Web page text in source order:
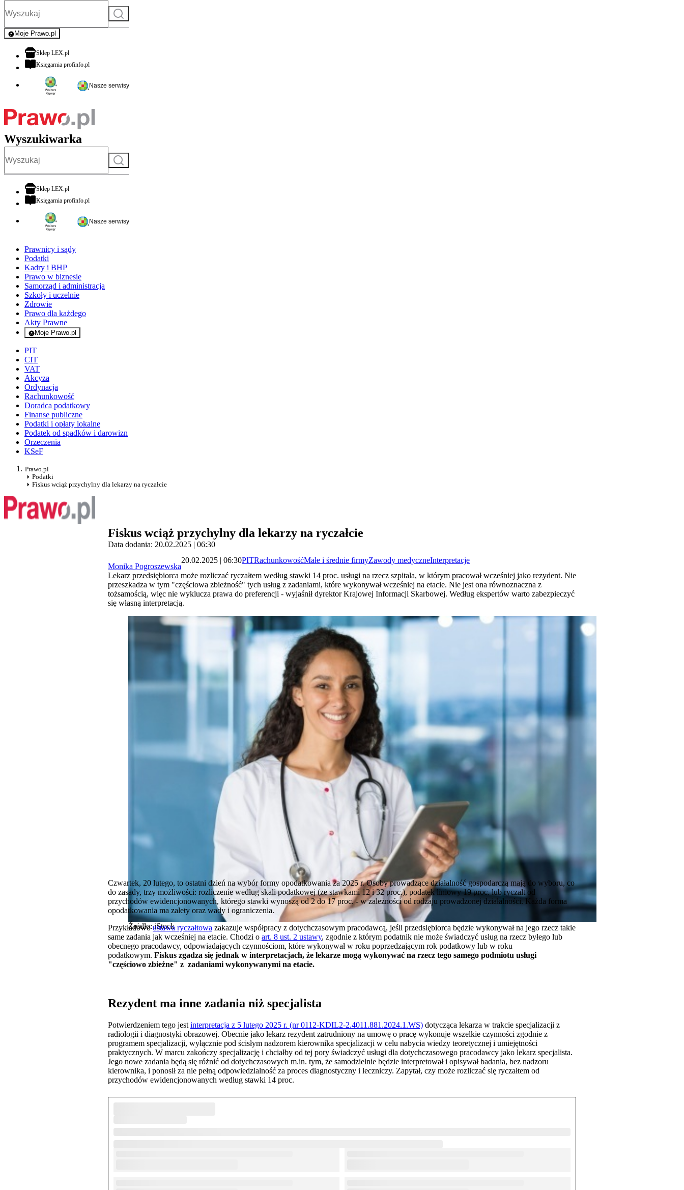
Szukaj
Moje Prawo.pl
- rejestracja i logowanie do serwisu
Sklep LEX.plotwiera się w nowej karcie
Księgarnia profinfo.plotwiera się w nowej karcie
Nasze serwisy
Wyszukiwarka
Szukaj
Sklep LEX.plotwiera się w nowej karcie
Księgarnia profinfo.plotwiera się w nowej karcie
Nasze serwisy
Prawnicy i sądy
Podatki
Kadry i BHP
Prawo w biznesie
Samorząd i administracja
Szkoły i uczelnie
Zdrowie
Prawo dla każdego
Akty Prawne
Moje Prawo.pl
- rejestracja i logowanie do serwisu
PIT
CIT
VAT
Akcyza
Ordynacja
Rachunkowość
Doradca podatkowy
Finanse publiczne
Podatki i opłaty lokalne
Podatek od spadków i darowizn
Orzeczenia
KSeF
Prawo.pl
Podatki
Fiskus wciąż przychylny dla lekarzy na ryczałcie
Fiskus wciąż przychylny dla lekarzy na ryczałcie
Data dodania: 20.02.2025 | 06:30
Monika Pogroszewska
20.02.2025 | 06:30PITRachunkowośćMałe i średnie firmyZawody medyczneInterpretacje
Lekarz przedsiębiorca może rozliczać ryczałtem według stawki 14 proc. usługi na rzecz szpitala, w którym pracował wcześniej jako rezydent. Nie
przeszkadza w tym "częściowa zbieżność" tych usług z zadaniami, które wykonywał wcześniej na etacie. Nie jest ona równoznaczna z
tożsamością, więc nie wyklucza prawa do preferencji - wyjaśnił dyrektor Krajowej Informacji Skarbowej. Według ekspertów warto zabezpieczyć
się własną interpretacją.
Źródło: iStock
Czwartek, 20 lutego, to ostatni dzień na wybór formy opodatkowania za 2025 r. Osoby prowadzące działalność gospodarczą mają do wyboru, co
do zasady, trzy możliwości: rozliczenie według skali podatkowej (ze stawkami 12 i 32 proc.), podatek liniowy 19 proc. lub ryczałt od
przychodów ewidencjonowanych, którego stawki wynoszą od 2 do 17 proc. - w zależności od rodzaju prowadzonej działalności. Każda forma
opodatkowania ma zalety oraz wady i ograniczenia.
Przykładowoustawa ryczałtowa zakazuje współpracy z dotychczasowym pracodawcą, jeśli przedsiębiorca będzie wykonywał na jego rzecz takie
same zadania jak wcześniej na etacie. Chodzi o art. 8 ust. 2 ustawy, zgodnie z którym podatnik nie może świadczyć usług na rzecz byłego lub
obecnego pracodawcy, odpowiadających czynnościom, które wykonywał w roku poprzedzającym rok podatkowy lub w roku
podatkowym. Fiskus zgadza się jednak w interpretacjach, że lekarze mogą wykonywać na rzecz tego samego podmiotu usługi
"częściowo zbieżne" z zadaniami wykonywanymi na etacie.
Rezydent ma inne zadania niż specjalista
Potwierdzeniem tego jest interpretacja z 5 lutego 2025 r. (nr 0112-KDIL2-2.4011.881.2024.1.WS) dotycząca lekarza w trakcie specjalizacji z
radiologii i diagnostyki obrazowej. Obecnie jako lekarz rezydent zatrudniony na umowę o pracę wykonuje wszelkie czynności zgodnie z
programem specjalizacji, wyłącznie pod ścisłym nadzorem kierownika specjalizacji w celu nabycia wiedzy teoretycznej i umiejętności
praktycznych. W marcu zakończy specjalizację i chciałby od tej pory świadczyć usługi dla dotychczasowego pracodawcy jako lekarz specjalista.
Jego nowe zadania będą się różnić od dotychczasowych m.in. tym, że samodzielnie będzie interpretował i opisywał badania, bez nadzoru
kierownika, i ponosił za nie pełną odpowiedzialność za proces diagnostyczny i leczniczy. Zapytał, czy może rozliczać się ryczałtem od
przychodów ewidencjonowanych według stawki 14 proc.